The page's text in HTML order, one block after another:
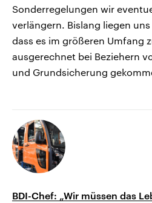
Sonderregelungen wir
verlängern. Bislang liegen
dass es im größeren Umfang
ausgerechnet bei Beziehern
und Grundsicherung
BDI-Chef: „Wir müssen das